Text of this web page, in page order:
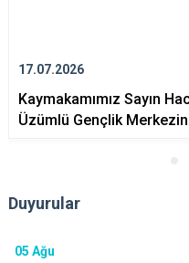
17.07.2026
Kaymakamımız Sayın
Üzümlü Gençlik
Duyurular
05 Ağu